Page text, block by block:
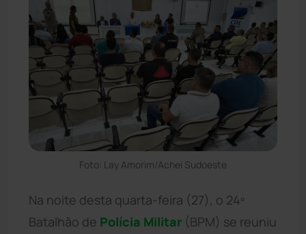
Foto: Lay Amorim/Achei Sudoeste
Na noite desta quarta-feira (27), o 24º
Batalhão de Polícia Militar (BPM) se reuniu